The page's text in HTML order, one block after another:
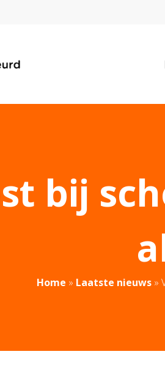
bij
Home » Laatste nieuws »